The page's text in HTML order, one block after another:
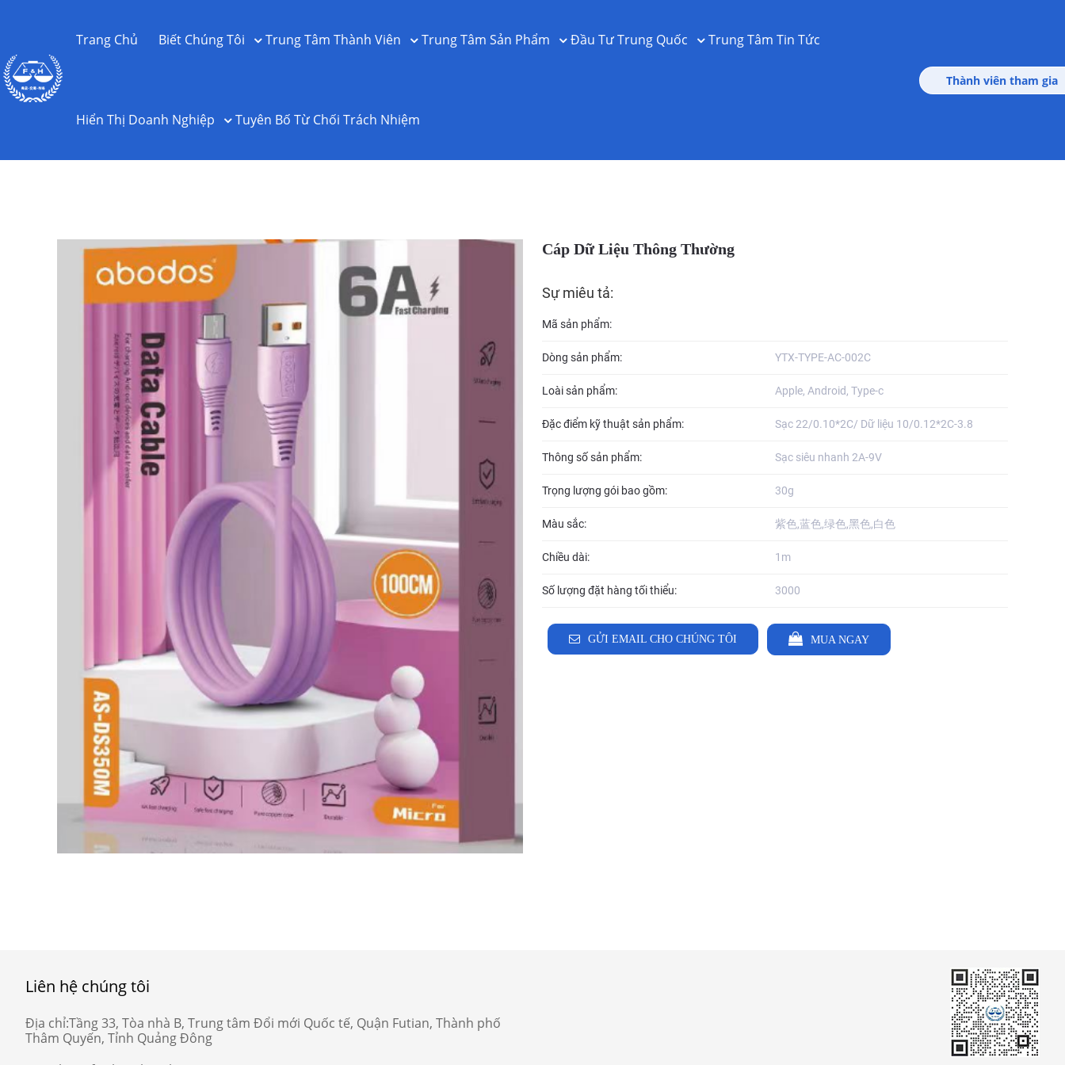
Trang Chủ Biết Chúng Tôi Trung Tâm Thành Viên Trung Tâm Sản Phẩm Đầu Tư Trung Quốc Trung Tâm Tin Tức
Hiển Thị Doanh Nghiệp Tuyên Bố Từ Chối Trách Nhiệm
Thành viên tham gia
Cáp Dữ Liệu Thông Thường
Sự miêu tả:
Mã sản phẩm:
Dòng sản phẩm: YTX-TYPE-AC-002C
Loài sản phẩm: Apple, Android, Type-c
Đặc điểm kỹ thuật sản phẩm: Sạc 22/0.10*2C/ Dữ liệu 10/0.12*2C-3.8
Thông số sản phẩm: Sạc siêu nhanh 2A-9V
Trọng lượng gói bao gồm: 30g
Màu sắc: 紫色,蓝色,绿色,黑色,白色
Chiều dài: 1m
Số lượng đặt hàng tối thiểu: 3000
GỬI EMAIL CHO CHÚNG TÔI MUA NGAY
Liên hệ chúng tôi
Địa chỉ:Tầng 33, Tòa nhà B, Trung tâm Đổi mới Quốc tế, Quận Futian, Thành phố
Thâm Quyến, Tỉnh Quảng Đông